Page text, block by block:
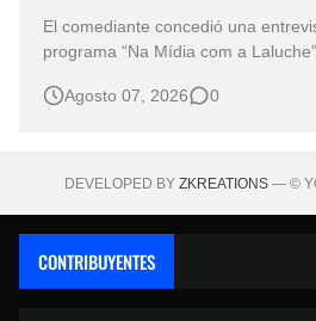
El comediante concedió una
programa “Na Mídia com a
eventos benéficos más importantes de Brasil.
Agosto 07, 2026 0
DEVELOPED BY ZKREATIONS— ©
CONTRIBUYENTES